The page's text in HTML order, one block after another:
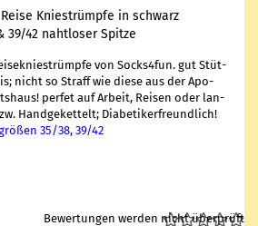
Knie­strümp­fe in schwarz
39/42 naht­lo­ser Spit­ze
von Socks4fun. gut Stüt­
nicht so Straff wie diese aus der Apo­
per­fet auf Ar­beit, Rei­sen oder lan­
Hand­ge­ket­telt; Dia­be­tik­er­freund­lich!
35/38, 39/42
Bewertungen werden nicht überprüft